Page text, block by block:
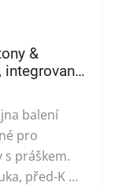
&
balení
pro
s práškem.
před-K ...